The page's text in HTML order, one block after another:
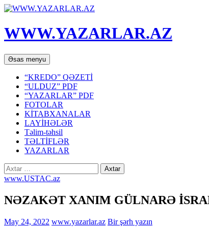
WWW.YAZARLAR.AZ
Axtar
Əsas menyu Mühtəviyyata
keç
“KREDO” QƏZETİ
“ULDUZ” PDF
“YAZARLAR” PDF
FOTOLAR
KİTABXANALAR
LAYİHƏLƏR
Təlim-təhsil
TƏLTİFLƏR
YAZARLAR
Axtarış:
www.USTAC.az
NƏZAKƏT XANIM GÜLNARƏ
May 24, 2022 www.yazarlar.az Bir şərh yazın